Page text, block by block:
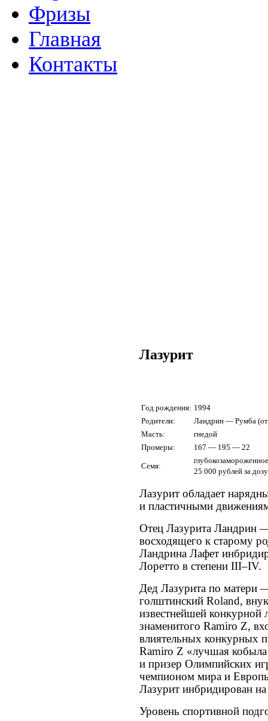
Фризы
Главная
Контакты
Лазурит
Год рождения: 1994
Родители:
Ландрин — Румба (от
Масть:
гнедой
Промеры:
167 — 195 — 22
Семя:
25 000 рублей за
Лазурит обладает
и пластичными
Отец Лазурита Ландрин
восходящего к старому
Ландрина Лафет
Лоретто в степени III–IV.
Дед Лазурита по матери
голштинский Roland, внук
известнейшей конкурной
знаменитого Ramiro Z,
влиятельных конкурных
Ramiro Z «лучшая
и призер Олимпийских
чемпионом мира и
Лазурит инбридирован
Уровень спортивной